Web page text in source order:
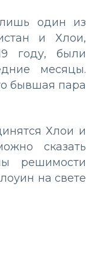
один из
и Хлои,
году, были
месяцы.
бывшая пара
Хлои и
сказать
решимости
на свете